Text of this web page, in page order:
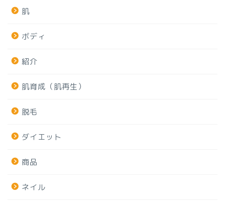
肌
ボディ
紹介
肌育成（肌再生）
脱毛
ダイエット
商品
ネイル